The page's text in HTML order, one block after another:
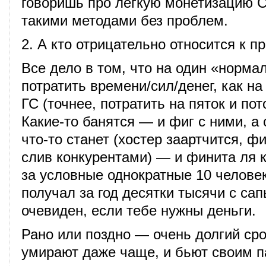
такими методами без проблем.
2. А кто отрицательно относится к
Все дело в том, что на один
потратить времени/сил/денег, как
ГС (точнее, потратить на пяток и
Какие-то банятся — и фиг с ними, а
что-то станет (хостер заартчится,
слив конкурентами) — и финита ля
за условные однократные 10
получал за год десятки тысячи с
очевиден, если тебе нужны деньги.
Рано или поздно — очень долгий
умирают даже чаще, и бьют своим